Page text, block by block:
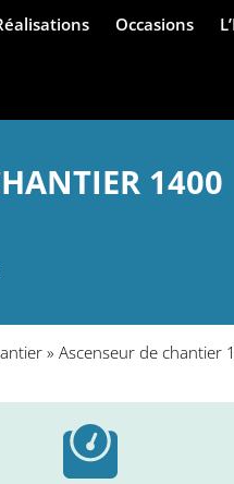
Occasions
1400
» Ascenseur de chantier